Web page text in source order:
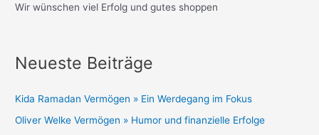
Wir wünschen viel Erfolg und gutes shoppen
Neueste Beiträge
Kida Ramadan Vermögen » Ein Werdegang im Fokus
Oliver Welke Vermögen » Humor und finanzielle Erfolge